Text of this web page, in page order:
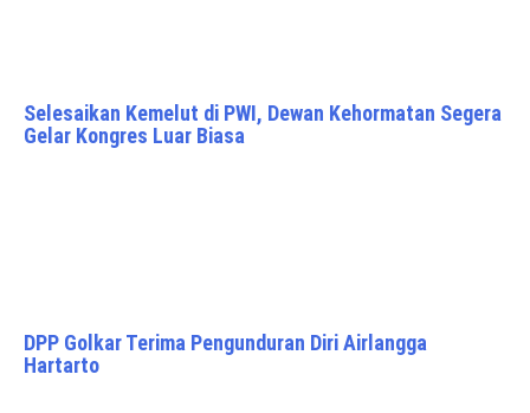
Selesaikan Kemelut di PWI, Dewan Kehormatan Segera
Gelar Kongres Luar Biasa
DPP Golkar Terima Pengunduran Diri Airlangga
Hartarto